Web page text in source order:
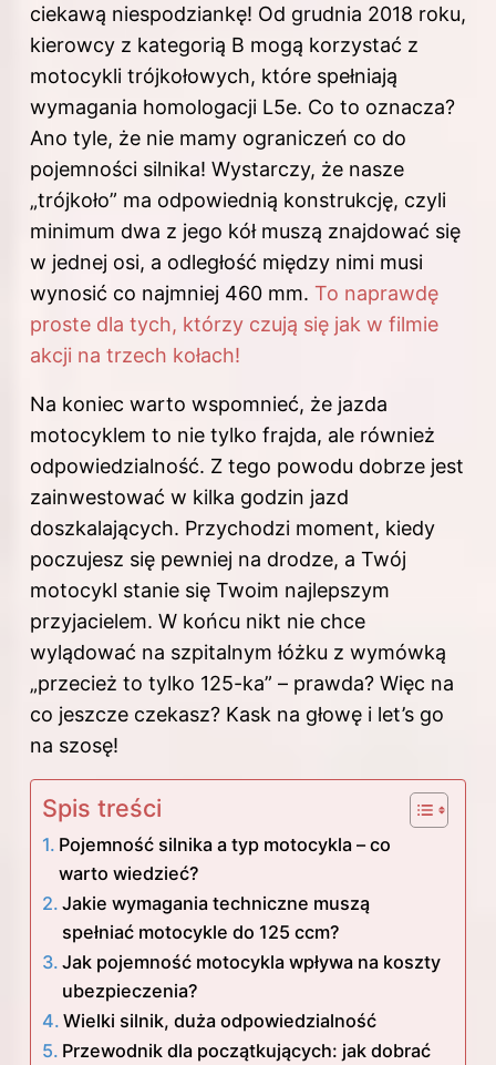
ciekawą niespodziankę! Od grudnia 2018 roku,
kierowcy z kategorią B mogą korzystać z
motocykli trójkołowych, które spełniają
wymagania homologacji L5e. Co to oznacza?
Ano tyle, że nie mamy ograniczeń co do
pojemności silnika! Wystarczy, że nasze
„trójkoło” ma odpowiednią konstrukcję, czyli
minimum dwa z jego kół muszą znajdować się
w jednej osi, a odległość między nimi musi
wynosić co najmniej 460 mm. To naprawdę
proste dla tych, którzy czują się jak w filmie
akcji na trzech kołach!
Na koniec warto wspomnieć, że jazda
motocyklem to nie tylko frajda, ale również
odpowiedzialność. Z tego powodu dobrze jest
zainwestować w kilka godzin jazd
doszkalających. Przychodzi moment, kiedy
poczujesz się pewniej na drodze, a Twój
motocykl stanie się Twoim najlepszym
przyjacielem. W końcu nikt nie chce
wylądować na szpitalnym łóżku z wymówką
„przecież to tylko 125-ka” – prawda? Więc na
co jeszcze czekasz? Kask na głowę i let’s go
na szosę!
Spis treści
Pojemność silnika a typ motocykla – co
warto wiedzieć?
Jakie wymagania techniczne muszą
spełniać motocykle do 125 ccm?
Jak pojemność motocykla wpływa na koszty
ubezpieczenia?
Wielki silnik, duża odpowiedzialność
Przewodnik dla początkujących: jak dobrać